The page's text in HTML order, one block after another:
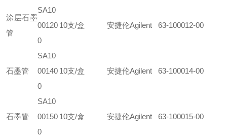
涂层石墨
管
SA10
00120
0
10支/盒 安捷伦Agilent 63-100012-00
石墨管
SA10
00140
0
10支/盒 安捷伦Agilent 63-100014-00
石墨管
SA10
00150
0
10支/盒 安捷伦Agilent 63-100015-00